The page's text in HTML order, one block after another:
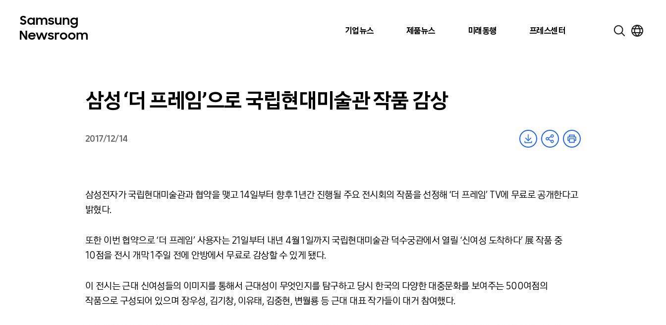
기업뉴스 제품뉴스 미래동행 프레스센터
삼성 ‘더 프레임’으로 국립현대미술관 작품 감상
2017/12/14
삼성전자가 국립현대미술관과 협약을 맺고 14일부터 향후 1년간 진행될 주요 전시회의 작품을 선정해 ‘더 프레임’ TV에 무료로 공개한다고
밝혔다.
또한 이번 협약으로 ‘더 프레임’ 사용자는 21일부터 내년 4월 1일까지 국립현대미술관 덕수궁관에서 열릴 ‘신여성 도착하다’ 展 작품 중
10점을 전시 개막 1주일 전에 안방에서 무료로 감상할 수 있게 됐다.
이 전시는 근대 신여성들의 이미지를 통해서 근대성이 무엇인지를 탐구하고 당시 한국의 다양한 대중문화를 보여주는 500여점의
작품으로 구성되어 있으며 장우성, 김기창, 이유태, 김중현, 변월룡 등 근대 대표 작가들이 대거 참여했다.